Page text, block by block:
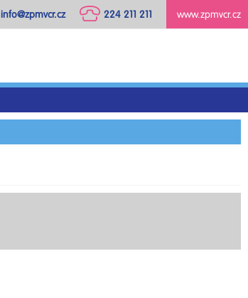
www.zpmvcr.cz
224 211 211
info@zpmvcr.cz